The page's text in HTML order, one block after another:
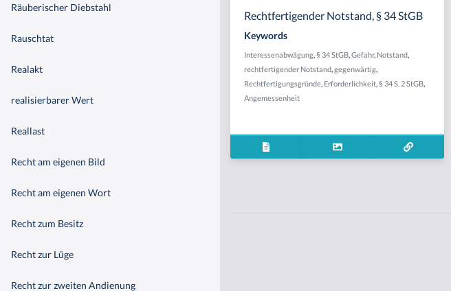
Räuberischer Diebstahl
Rauschtat
Realakt
realisierbarer Wert
Reallast
Recht am eigenen Bild
Recht am eigenen Wort
Recht zum Besitz
Recht zur Lüge
Recht zur zweiten Andienung
Rechtfertigender Notstand, § 34 StGB
Keywords
Interessenabwägung,§ 34 StGB,Gefahr, Notstand,
rechtfertigender Notstand,gegenwärtig,
Rechtfertigungsgründe, Erforderlichkeit,§ 34 S. 2 StGB,
Angemessenheit